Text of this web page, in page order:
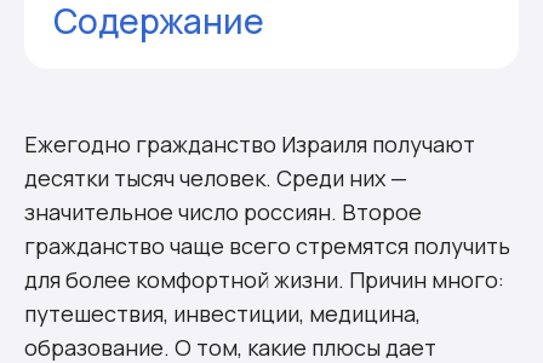
Содержание
Ежегодно гражданство Израиля получают
десятки тысяч человек. Среди них —
значительное число россиян. Второе
гражданство чаще всего стремятся получить
для более комфортной жизни. Причин много:
путешествия, инвестиции, медицина,
образование. О том, какие плюсы дает